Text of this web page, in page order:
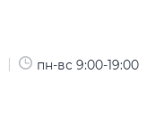
пн-вс 9:00-19:00